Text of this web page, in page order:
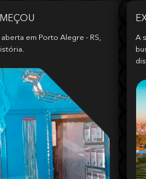
em Porto Alegre - RS,
A